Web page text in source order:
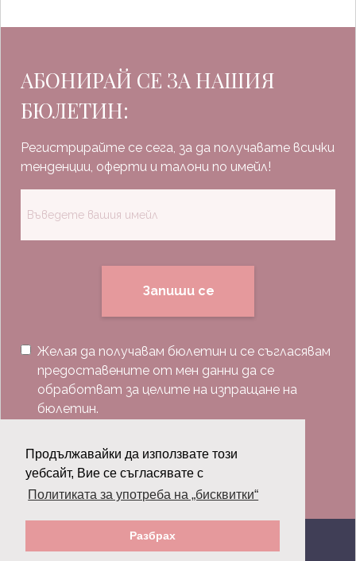
Продължавайки да използвате този
уебсайт, Вие се съгласявате с
Политиката за употреба на „бисквитки“
Разбрах
АБОНИРАЙ СЕ ЗА НАШИЯ
БЮЛЕТИН:
Регистрирайте се сега, за да получавате всички
тенденции, оферти и талони по имейл!
Запиши се
Желая да получавам бюлетин и се съгласявам
предоставените от мен данни да се
обработват за целите на изпращане на
бюлетин.
Последвай ни:
© 2026 Grazia.bg - Всички права запазени